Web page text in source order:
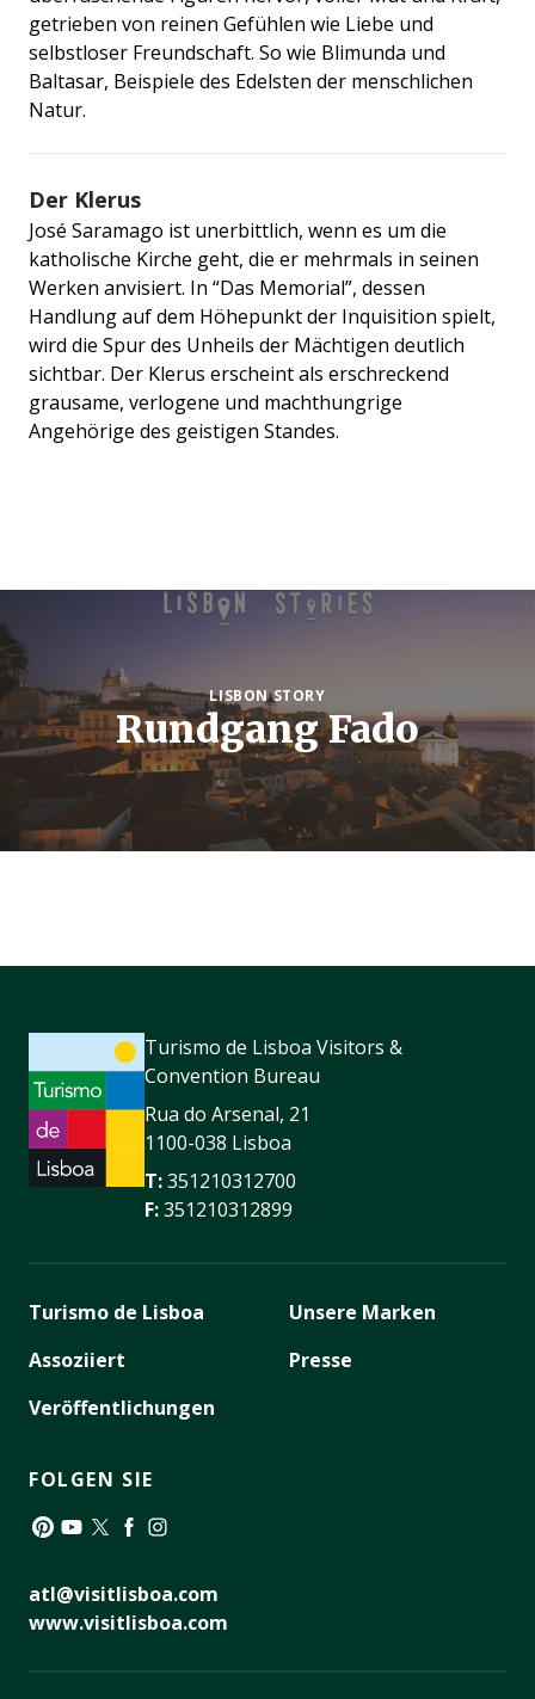
getrieben von reinen Gefühlen wie Liebe und
selbstloser Freundschaft. So wie Blimunda und
Baltasar, Beispiele des Edelsten der menschlichen
Natur.
Der Klerus
José Saramago ist unerbittlich, wenn es um die
katholische Kirche geht, die er mehrmals in seinen
Werken anvisiert. In “Das Memorial”, dessen
Handlung auf dem Höhepunkt der Inquisition spielt,
wird die Spur des Unheils der Mächtigen deutlich
sichtbar. Der Klerus erscheint als erschreckend
grausame, verlogene und machthungrige
Angehörige des geistigen Standes.
LISBON STORY
Rundgang Fado
Turismo de Lisboa Visitors &
Convention Bureau
Rua do Arsenal, 21
1100-038 Lisboa
T:351210312700
F:351210312899
Turismo de Lisboa
Assoziiert
Veröffentlichungen
Unsere Marken
Presse
FOLGEN SIE
atl@visitlisboa.com
www.visitlisboa.com